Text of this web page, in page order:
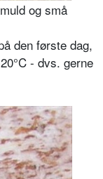
og små
den første dag,
- dvs. gerne